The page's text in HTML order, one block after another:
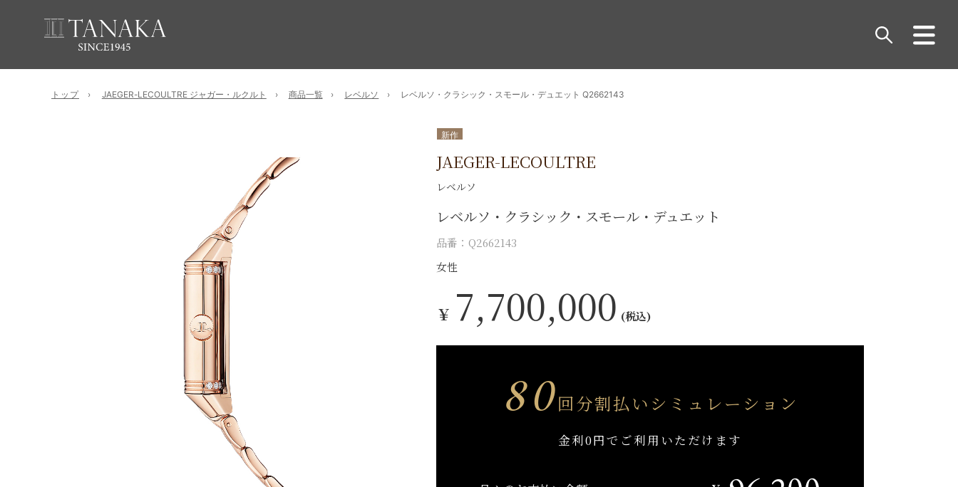
トップ JAEGER-LECOULTRE ジャガー・ルクルト 商品一覧 レベルソ レベルソ・クラシック・スモール・デュエット Q2662143
新作
JAEGER-LECOULTRE
レベルソ
レベルソ・クラシック・スモール・デュエット
品番：Q2662143
女性
￥ 7,700,000 (税込)
80回分割払い シミュレーション
金利0円でご利用いただけます